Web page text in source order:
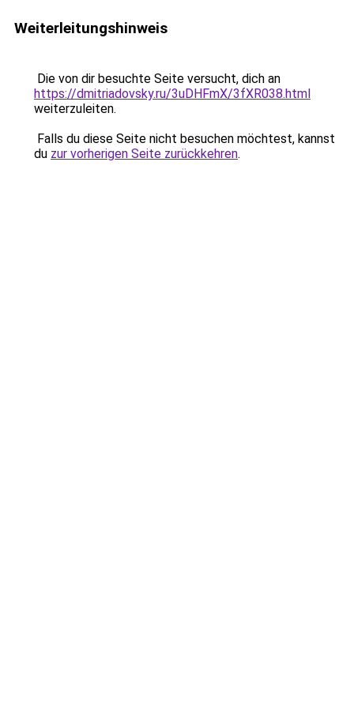
Weiterleitungshinweis
Die von dir besuchte Seite versucht, dich an
https://dmitriadovsky.ru/3uDHFmX/3fXR038.html
weiterzuleiten.
Falls du diese Seite nicht besuchen möchtest, kannst
du zur vorherigen Seite zurückkehren.